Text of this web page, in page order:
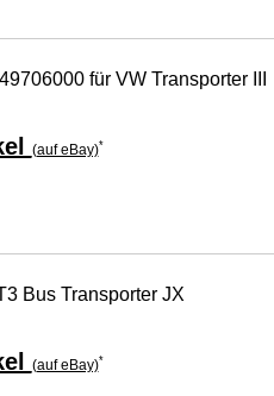
für VW Transporter III
(auf eBay)*
Bus Transporter JX
(auf eBay)*